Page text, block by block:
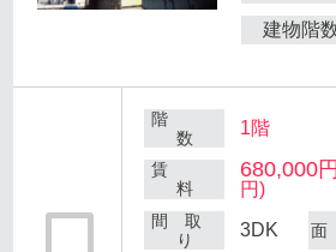
建物階
階
数
1階
賃
料
680,000円
円)
間 取
り
3DK